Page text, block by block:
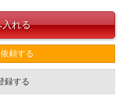
頼する
録する